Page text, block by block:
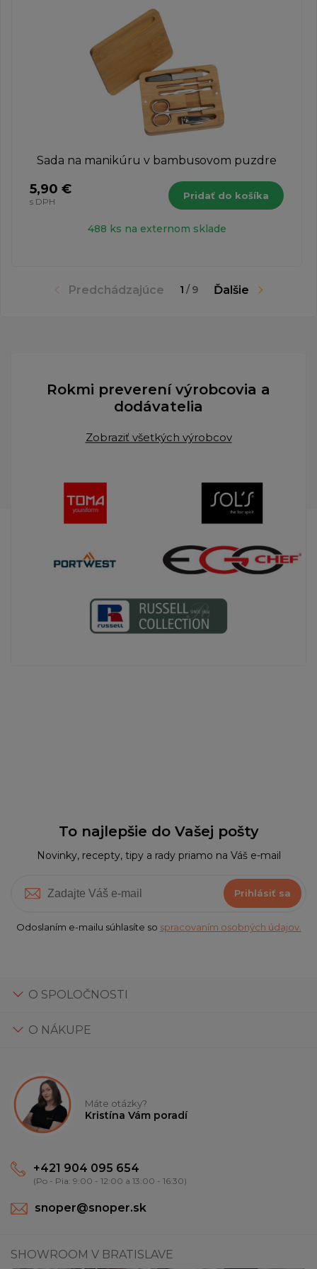
Predchádzajúce 1 / 9 Ďalšie
Sada na manikúru v bambusovom puzdre
5,90 €
s DPH
Pridať do košíka
488 ks na externom sklade
Rokmi preverení výrobcovia a
dodávatelia
Zobraziť všetkých výrobcov
To najlepšie do Vašej pošty
Novinky, recepty, tipy a rady priamo na Váš e-mail
Prihlásiť sa
Odoslaním e-mailu súhlasíte so spracovaním osobných údajov.
O SPOLOČNOSTI
O NÁKUPE
Máte otázky?
Kristína Vám poradí
+421 904 095 654
(Po - Pia: 9:00 - 12:00 a 13:00 - 16:30)
snoper@snoper.sk
SHOWROOM V BRATISLAVE